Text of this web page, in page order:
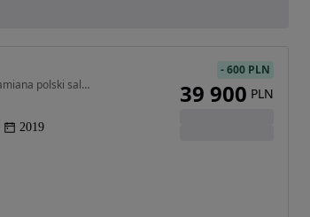
1498 cm3 • 150 KM • volkswagen t-roc 1,5 tsi manual premium act zamiana polski salon
2019
-600 PLN
39 900 PLN